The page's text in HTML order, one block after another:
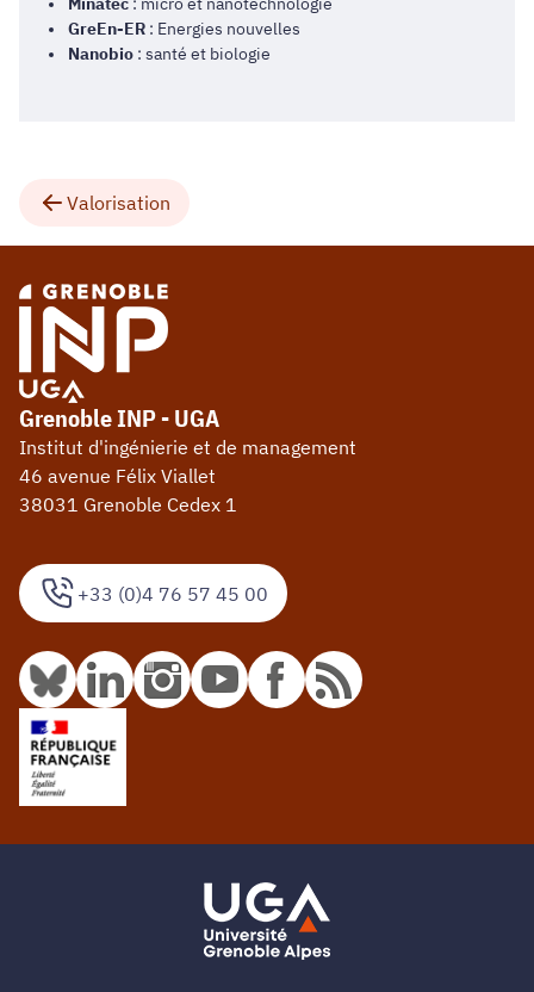
GreEn-ER : Energies nouvelles
Nanobio : santé et biologie
Valorisation
+33 (0)4 76 57 45 00
Grenoble INP - UGA
Institut d'ingénierie et de management
46 avenue Félix Viallet
38031 Grenoble Cedex 1